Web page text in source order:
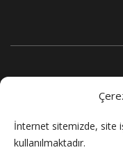
İnternet sitemizde, site
kullanılmaktadır.